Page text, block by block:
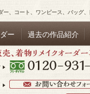
ー、コート、ワンピース、バッグ
ー 過去の作品紹介